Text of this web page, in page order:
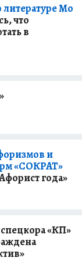
Мо
что
в
и
«СОКРАТ»
года»
«КП»